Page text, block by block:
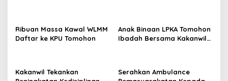
Ribuan Massa Kawal WLMM
Daftar ke KPU Tomohon
Anak Binaan LPKA Tomohon
Ibadah Bersama Kakanwil
Kakanwil Tekankan
Serahkan Ambulance